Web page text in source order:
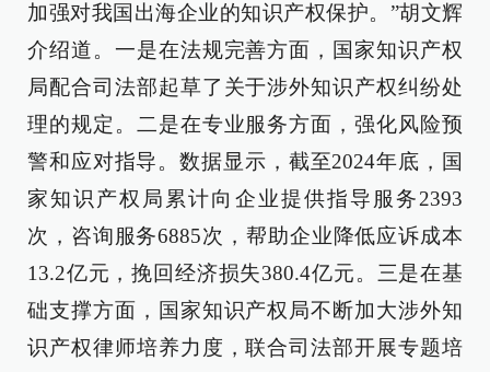
加强对我国出海企业的知识产权保护。”胡文辉
介绍道。一是在法规完善方面，国家知识产权
局配合司法部起草了关于涉外知识产权纠纷处
理的规定。二是在专业服务方面，强化风险预
警和应对指导。数据显示，截至2024年底，国
家知识产权局累计向企业提供指导服务2393
次，咨询服务6885次，帮助企业降低应诉成本
13.2亿元，挽回经济损失380.4亿元。三是在基
础支撑方面，国家知识产权局不断加大涉外知
识产权律师培养力度，联合司法部开展专题培